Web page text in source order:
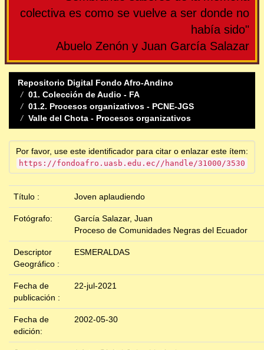
colectiva es como se vuelve a ser donde no
había sido"
Abuelo Zenón y Juan García Salazar
Repositorio Digital Fondo Afro-Andino
01. Colección de Audio - FA
01.2. Procesos organizativos - PCNE-JGS
Valle del Chota - Procesos organizativos
Por favor, use este identificador para citar o enlazar este ítem:
https://fondoafro.uasb.edu.ec//handle/31000/3530
Título : Joven aplaudiendo
Fotógrafo:
García Salazar, Juan
Proceso de Comunidades Negras del Ecuador
Descriptor
Geográfico :
ESMERALDAS
Fecha de
publicación :
22-jul-2021
Fecha de
edición:
2002-05-30